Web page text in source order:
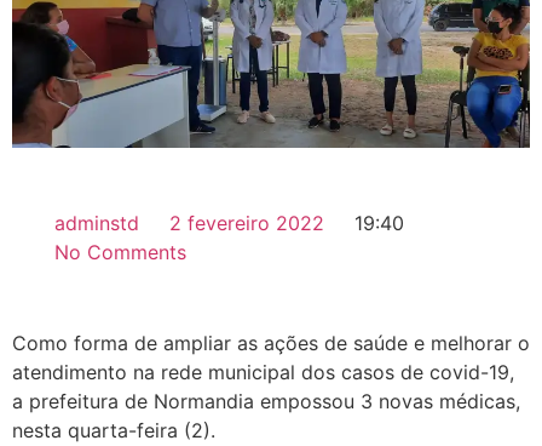
adminstd 2 fevereiro 2022
19:40
No Comments
Como forma de ampliar as ações de saúde e melhorar o
atendimento na rede municipal dos casos de covid-19,
a prefeitura de Normandia empossou 3 novas médicas,
nesta quarta-feira (2).